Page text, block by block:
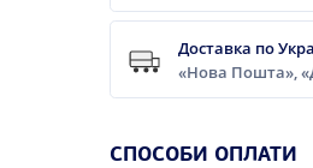
Доставка по
«Нова Пошта»,
СПОСОБИ ОПЛАТИ